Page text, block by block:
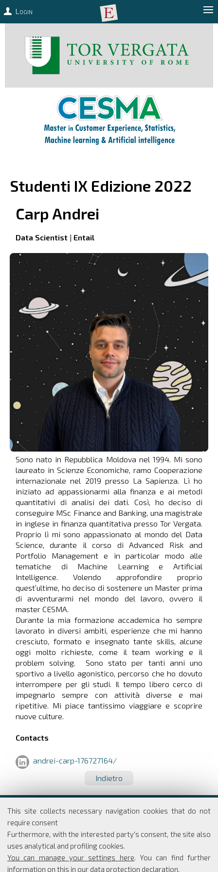
This site collects necessary navigation cookies that do not
require consent
Furthermore, with the interested party's consent, the site also
uses analytical and profiling cookies.
You can manage your settings here. You can find further
information on this in our data protection declaration.
Login
Studenti IX Edizione 2022
Carp Andrei
Data Scientist | Entail
Sono nato in Repubblica Moldova nel 1994. Mi sono
laureato in Scienze Economiche, ramo Cooperazione
internazionale nel 2019 presso La Sapienza. Lì ho
iniziato ad appassionarmi alla finanza e ai metodi
quantitativi di analisi dei dati. Così, ho deciso di
conseguire MSc Finance and Banking, una magistrale
in inglese in finanza quantitativa presso Tor Vergata.
Proprio lì mi sono appassionato al mondo del Data
Science, durante il corso di Advanced Risk and
Portfolio Management e in particolar modo alle
tematiche di Machine Learning e Artificial
Intelligence. Volendo approfondire proprio
quest’ultime, ho deciso di sostenere un Master prima
di avventurarmi nel mondo del lavoro, ovvero il
master CESMA.
Durante la mia formazione accademica ho sempre
lavorato in diversi ambiti, esperienze che mi hanno
cresciuto, formato e insegnato tante skills, alcune
oggi molto richieste, come il team working e il
problem solving. Sono stato per tanti anni uno
sportivo a livello agonistico, percorso che ho dovuto
interrompere per gli studi. Il tempo libero cerco di
impegnarlo sempre con attività diverse e mai
ripetitive. Mi piace tantissimo viaggiare e scoprire
nuove culture.
Contacts
andrei-carp-176727164/
Indietro
Università degli studi di Roma
Via Columbia, 2
00133 Roma